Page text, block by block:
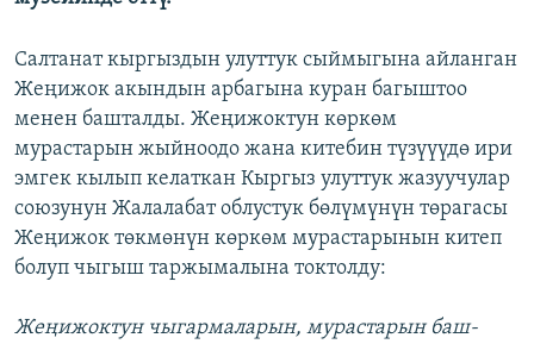
ЭЕ/АРнун бардык сайттары
Салтанат кыргыздын улуттук сыймыгына айланган
Жеңижок акындын арбагына куран багыштоо
менен башталды. Жеңижоктун көркөм
мурастарын жыйноодо жана китебин түзүүүдө ири
эмгек кылып келаткан Кыргыз улуттук жазуучулар
союзунун Жалалабат облустук бөлүмүнүн төрагасы
Жеңижок төкмөнүн көркөм мурастарынын китеп
болуп чыгыш таржымалына токтолду:
Жеңижоктун чыгармаларын, мурастарын баш-